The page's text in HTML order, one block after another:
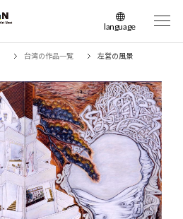
language
日本語
簡体中文
繁体中文
한국어
台湾の作品一覧 左営の風景